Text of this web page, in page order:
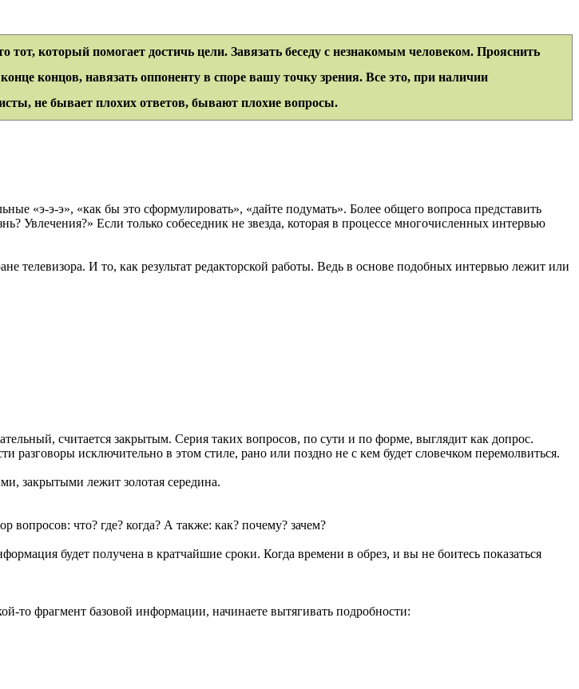
который помогает достичь цели. Завязать беседу с незнакомым человеком. Прояснить
концов, навязать оппоненту в споре вашу точку зрения. Все это, при наличии
не бывает плохих ответов, бывают плохие вопросы.
«э-э-э», «как бы это сформулировать», «дайте подумать». Более общего вопроса представить
Увлечения?» Если только собеседник не звезда, которая в процессе многочисленных интервью
телевизора. И то, как результат редакторской работы. Ведь в основе подобных интервью лежит или
считается закрытым. Серия таких вопросов, по сути и по форме, выглядит как допрос.
разговоры исключительно в этом стиле, рано или поздно не с кем будет словечком перемолвиться.
закрытыми лежит золотая середина.
вопросов: что? где? когда? А также: как? почему? зачем?
будет получена в кратчайшие сроки. Когда времени в обрез, и вы не боитесь показаться
то фрагмент базовой информации, начинаете вытягивать подробности: